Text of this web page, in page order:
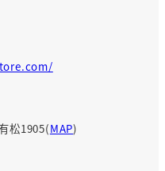
松1905(MAP)